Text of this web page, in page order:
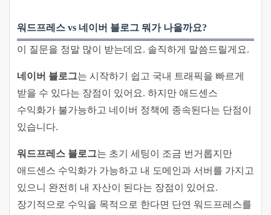
워드프레스 vs 네이버 블로그 뭐가 나을까요?
이 질문을 정말 많이 받는데요. 솔직하게 말씀드릴게요.
네이버 블로그는 시작하기 쉽고 국내 트래픽을 빠르게
받을 수 있다는 장점이 있어요. 하지만 애드센스
수익화가 불가능하고 네이버 정책에 종속된다는 단점이
있습니다.
워드프레스 블로그는 초기 세팅이 조금 번거롭지만
애드센스 수익화가 가능하고 내 도메인과 서버를 가지고
있으니 완전히 내 자산이 된다는 장점이 있어요.
장기적으로 수익을 목적으로 한다면 단연 워드프레스를